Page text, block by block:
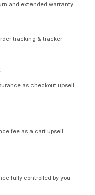
and extended warranty
tracking & tracker
as checkout upsell
fee as a cart upsell
fully controlled by you